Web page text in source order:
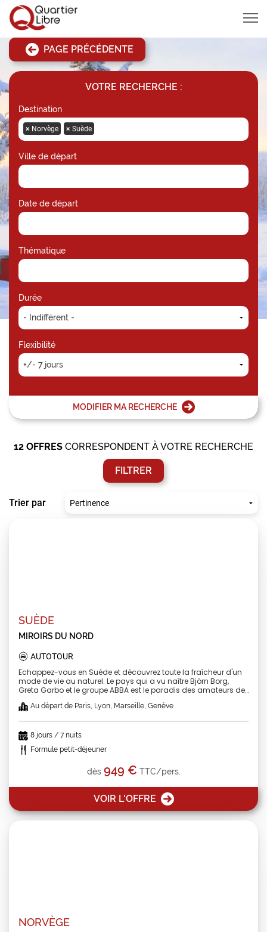
PAGE PRÉCÉDENTE
VOTRE RECHERCHE :
Destination
× Norvège × Suède
Ville de départ
Date de départ
Thématique
Durée
Flexibilité
MODIFIER MA RECHERCHE
12 OFFRES CORRESPONDENT À VOTRE RECHERCHE
FILTRER
Trier par
SUÈDE
MIROIRS DU NORD
AUTOTOUR
Echappez-vous en Suède et découvrez toute la fraîcheur d'un
mode de vie au naturel. Le pays qui a vu naître Björn Borg,
Greta Garbo et le groupe ABBA est le paradis des amateurs de
gelées, forêts primaire, îles rocheuses, floklore viking -
Vous aurez peut-être la chance de voir des rennes... Une
identité forte, une nature préservé, un folkore unique ! Forfait
avion + hébergement + petits déjeuners
Au départ de Paris, Lyon, Marseille, Genève
8 jours / 7 nuits
Formule petit-déjeuner
dès 949 € TTC/pers.
VOIR L'OFFRE
NORVÈGE